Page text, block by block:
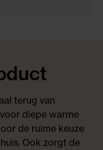
terug van
diepe warme
de ruime keuze
Ook zorgt de